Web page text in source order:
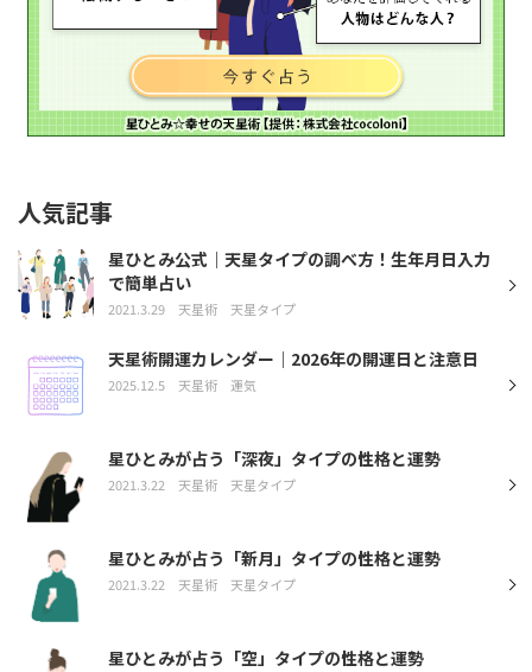
人気記事
星ひとみ公式｜天星タイプの調べ方！生年月日入力
で簡単占い
2021.3.29 天星術 天星タイプ
天星術開運カレンダー｜2026年の開運日と注意日
2025.12.5 天星術 運気
星ひとみが占う「深夜」タイプの性格と運勢
2021.3.22 天星術 天星タイプ
星ひとみが占う「新月」タイプの性格と運勢
2021.3.22 天星術 天星タイプ
星ひとみが占う「空」タイプの性格と運勢